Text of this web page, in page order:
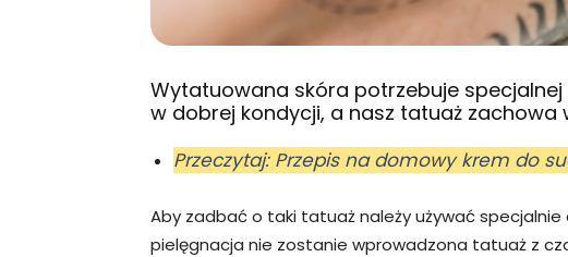
Wytatuowana skóra potrzebuje
w dobrej kondycji, a nasz tatuaż zachowa
Przeczytaj: Przepis na domowy krem do
Aby zadbać o taki tatuaż należy używać
pielęgnacja nie zostanie wprowadzona tatuaż z